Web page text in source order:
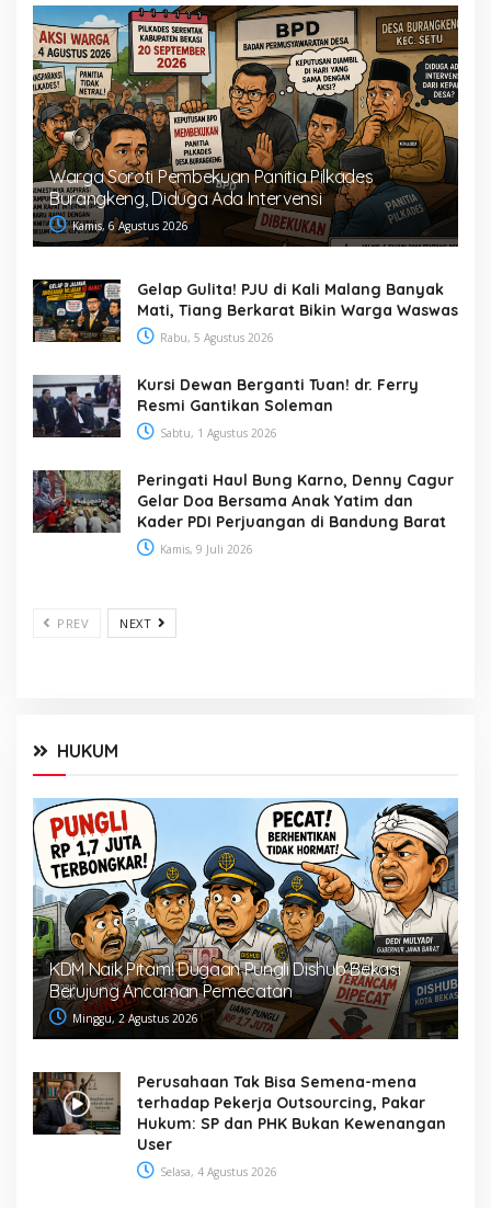
Warga Soroti Pembekuan Panitia Pilkades
Burangkeng, Diduga Ada Intervensi
Kamis, 6 Agustus 2026
Gelap Gulita! PJU di Kali Malang Banyak
Mati, Tiang Berkarat Bikin Warga Waswas
Rabu, 5 Agustus 2026
Kursi Dewan Berganti Tuan! dr. Ferry
Resmi Gantikan Soleman
Sabtu, 1 Agustus 2026
Peringati Haul Bung Karno, Denny Cagur
Gelar Doa Bersama Anak Yatim dan
Kader PDI Perjuangan di Bandung Barat
Kamis, 9 Juli 2026
PREV NEXT
HUKUM
KDM Naik Pitam! Dugaan Pungli Dishub Bekasi
Berujung Ancaman Pemecatan
Minggu, 2 Agustus 2026
Perusahaan Tak Bisa Semena-mena
terhadap Pekerja Outsourcing, Pakar
Hukum: SP dan PHK Bukan Kewenangan
User
Selasa, 4 Agustus 2026